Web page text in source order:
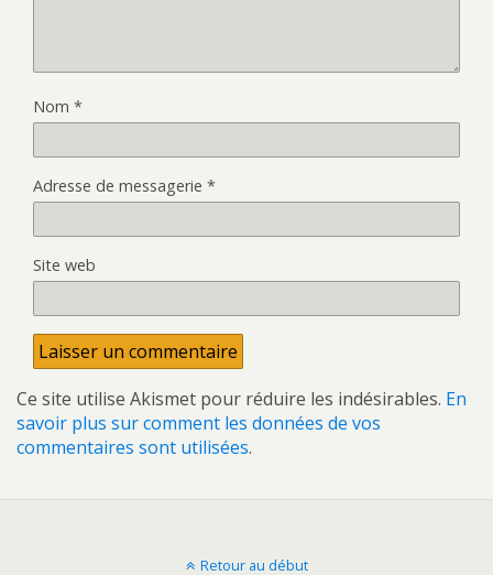
Nom *
Adresse de messagerie *
Site web
Ce site utilise Akismet pour réduire les indésirables. En
savoir plus sur comment les données de vos
commentaires sont utilisées.
Retour au début